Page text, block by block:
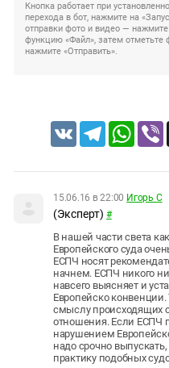
Кнопка работает при
перехода в бот, нажмите на
отправки фото и видео —
функцию «Файл», затем отметьте
нажмите «Отправить».
VK Telegram
15.06.16 в 22:00 Игорь С
(Эксперт) #
В нашей части света
Европейского суда
ЕСПЧ носят
начнем. ЕСПЧ никого
навсего выясняет и
Европейско
смыслу происходящих
отношения. Если ЕСПЧ
нарушением
надо срочно
практику подобных